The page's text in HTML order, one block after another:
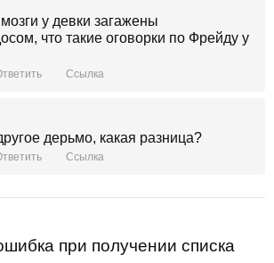
у девки загажены
что такие оговорки по Фрейду у
Ссылка
дерьмо, какая разница?
Ссылка
при получении списка